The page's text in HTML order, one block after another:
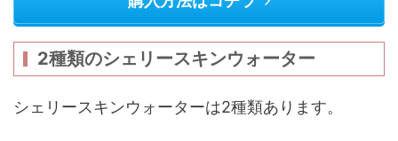
2種類のシェリースキンウォーター
シェリースキンウォーターは2種類あります。